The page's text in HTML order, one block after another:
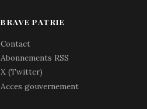
BRAVE PATRIE
Contact
Abonnements RSS
X (Twitter)
Acces gouvernement